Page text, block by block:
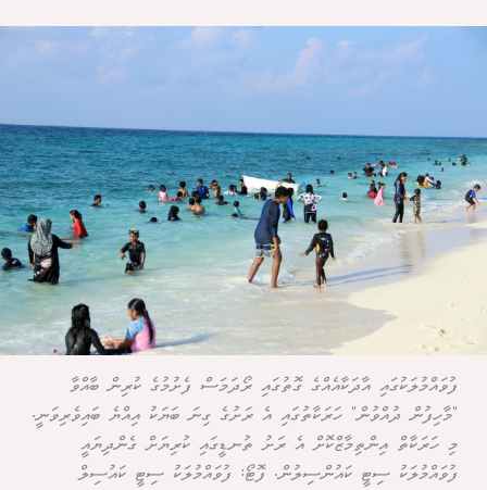
ފުވައްމުލަކުގައި އާދަކާއެއްގެ ގޮތުގައި ރޯދަމަސް ފެށުމުގެ ކުރިން ބާއްވާ
"މާހިފުން ދުއްވުން" ހަރަކާތުގައި އެ ރަށުގެ ގިނަ ބަޔަކު އިއްޔެ ބައިވެރިވަނީ.
މި ހަރަކާތް އިންތިމާޒްކޮށް އެ ރަށު ތުނޑީގައި ކުރިޔަށް ގެންދިޔައީ
ފުވައްމުލަކު ސިޓީ ކައުންސިލުން. ފޮޓޯ: ފުވައްމުލަކު ސިޓީ ކައުސިލް